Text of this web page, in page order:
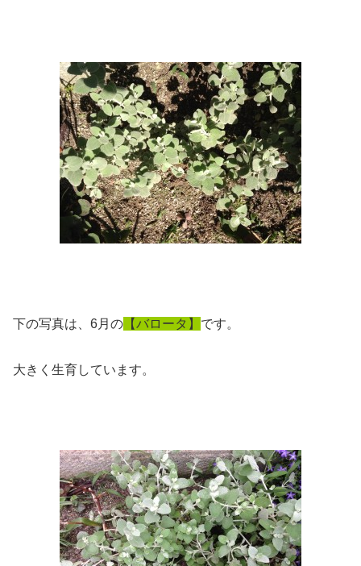
下の写真は、6月の 【バロータ】 です。
大きく生育しています。